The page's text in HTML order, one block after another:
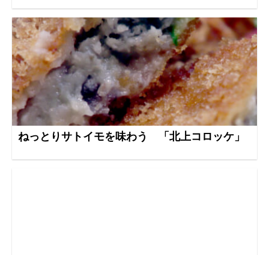
ねっとりサトイモを味わう 「北上コロッケ」